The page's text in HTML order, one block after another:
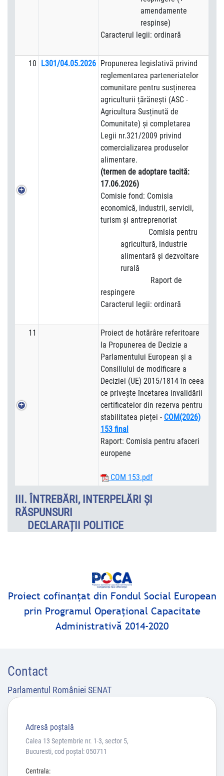
amendamente
respinse)
Caracterul legii: ordinară
10 L301/04.05.2026 Propunerea legislativă privind
reglementarea parteneriatelor
comunitare pentru susținerea
agriculturii țărănești (ASC -
Agricultura Susținută de
Comunitate) și completarea
Legii nr.321/2009 privind
comercializarea produselor
alimentare.
(termen de adoptare tacită:
17.06.2026)
Comisie fond: Comisia
economică, industrii, servicii,
turism și antreprenoriat
Comisia pentru
agricultură, industrie
alimentară şi dezvoltare
rurală
Raport de
respingere
Caracterul legii: ordinară
11
Proiect de hotărâre referitoare
la Propunerea de Decizie a
Parlamentului European și a
Consiliului de modificare a
Deciziei (UE) 2015/1814 în ceea
ce privește încetarea invalidării
certificatelor din rezerva pentru
stabilitatea pieței - COM(2026)
153 final
Raport: Comisia pentru afaceri
europene
COM 153.pdf
III. ÎNTREBĂRI, INTERPELĂRI ȘI
RĂSPUNSURI
DECLARAȚII POLITICE
Proiect cofinanţat din Fondul Social European
prin Programul Operaţional Capacitate
Administrativă 2014-2020
Contact
Parlamentul României SENAT
Adresă poştală
Calea 13 Septembrie nr. 1-3, sector 5,
Bucuresti, cod poștal: 050711
Centrala: